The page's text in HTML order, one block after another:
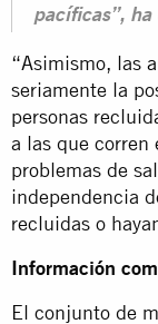
pacíficas”,
“Asimismo, las
seriamente la
personas
a las que corren
problemas de
independencia
recluidas o
Información
El conjunto de